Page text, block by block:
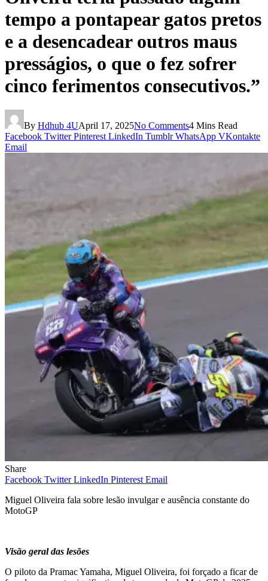
tempo a pontapear gatos pretos
e a desencadear outros maus
presságios, o que o fez sofrer
cinco ferimentos consecutivos.”
By Hdhub 4UApril 17, 2025No Comments4 Mins Read
Facebook Twitter Pinterest LinkedIn Tumblr WhatsApp VKontakte
Email
Share
Facebook Twitter LinkedIn Pinterest Email
Miguel Oliveira fala sobre lesão invulgar e ausência constante do
MotoGP
Visão geral das lesões
O piloto da Pramac Yamaha, Miguel Oliveira, foi forçado a ficar de